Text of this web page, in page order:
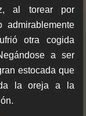
al torear por
admirablemente
otra cogida
a ser
estocada que
la oreja a la